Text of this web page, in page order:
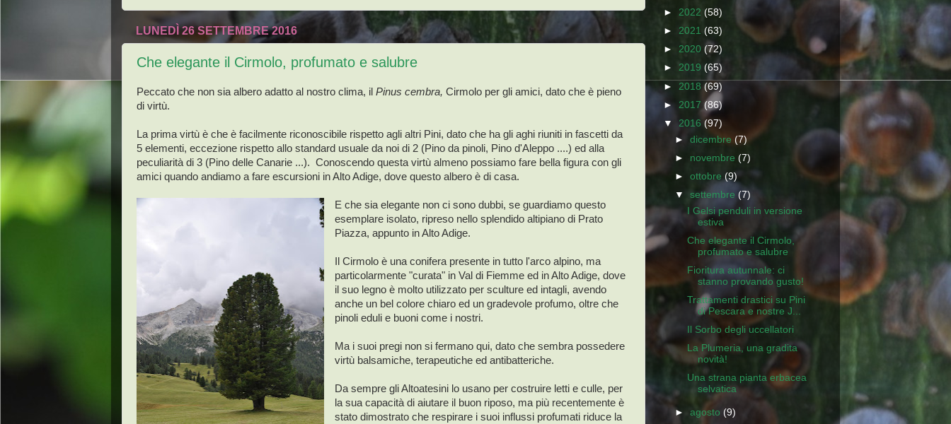
LUNEDÌ 26 SETTEMBRE 2016
Che elegante il Cirmolo, profumato e salubre
Peccato che non sia albero adatto al nostro clima, il Pinus cembra, Cirmolo per gli amici, dato che è pieno
di virtù.
La prima virtù è che è facilmente riconoscibile rispetto agli altri Pini, dato che ha gli aghi riuniti in fascetti da
5 elementi, eccezione rispetto allo standard usuale da noi di 2 (Pino da pinoli, Pino d'Aleppo ....) ed alla
peculiarità di 3 (Pino delle Canarie ...). Conoscendo questa virtù almeno possiamo fare bella figura con gli
amici quando andiamo a fare escursioni in Alto Adige, dove questo albero è di casa.
E che sia elegante non ci sono dubbi, se guardiamo questo
esemplare isolato, ripreso nello splendido altipiano di Prato
Piazza, appunto in Alto Adige.
Il Cirmolo è una conifera presente in tutto l'arco alpino, ma
particolarmente "curata" in Val di Fiemme ed in Alto Adige, dove
il suo legno è molto utilizzato per sculture ed intagli, avendo
anche un bel colore chiaro ed un gradevole profumo, oltre che
pinoli eduli e buoni come i nostri.
Ma i suoi pregi non si fermano qui, dato che sembra possedere
virtù balsamiche, terapeutiche ed antibatteriche.
Da sempre gli Altoatesini lo usano per costruire letti e culle, per
la sua capacità di aiutare il buon riposo, ma più recentemente è
stato dimostrato che respirare i suoi influssi profumati riduce la
► 2022 (58)
► 2021 (63)
► 2020 (72)
► 2019 (65)
► 2018(69)
► 2017 (86)
▼ 2016 (97)
►dicembre(7)
► novembre(7)
►ottobre(9)
▼settembre(7)
I Gelsi penduli in versione
estiva
Che elegante il Cirmolo,
profumato e salubre
Fioritura autunnale: ci
stanno provando gusto!
Trattamenti drastici su Pini
di Pescara e nostre J...
Il Sorbo degli uccellatori
La Plumeria, una gradita
novità!
Una strana pianta erbacea
selvatica
►agosto(9)